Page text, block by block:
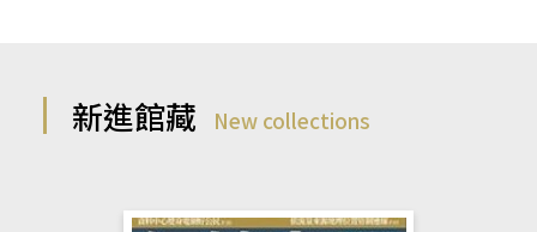
新進館藏 New collections